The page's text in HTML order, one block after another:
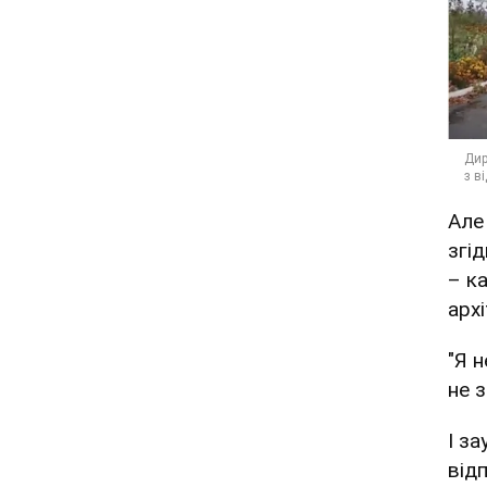
Але
–
"Я
не
І